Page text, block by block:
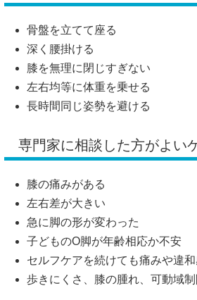
骨盤を立てて座る
深く腰掛ける
膝を無理に閉じすぎない
左右均等に体重を乗せる
長時間同じ姿勢を避ける
専門家に相談した方がよい
膝の痛みがある
左右差が大きい
急に脚の形が変わった
子どものO脚が年齢相応か不安
セルフケアを続けても痛みや違
歩きにくさ、膝の腫れ、可動域